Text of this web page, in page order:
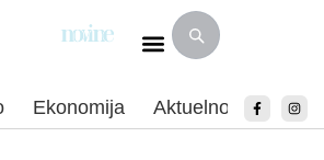
Ekonomija Aktuelnosti Sport